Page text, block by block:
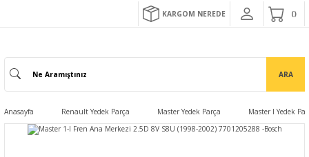
KARGOM NEREDE
ARA
Anasayfa Renault Yedek Parça Master Yedek Parça Master I Yedek